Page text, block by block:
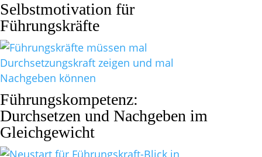
Selbstmotivation für
Führungskräfte
Führungskompetenz:
Durchsetzen und Nachgeben im
Gleichgewicht